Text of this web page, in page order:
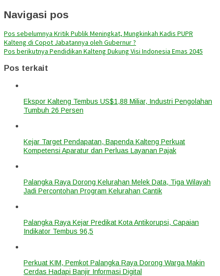
Navigasi pos
Pos sebelumnya Kritik Publik Meningkat, Mungkinkah Kadis PUPR
Kalteng di Copot Jabatannya oleh Gubernur ?
Pos berikutnya Pendidikan Kalteng Dukung Visi Indonesia Emas 2045
Pos terkait
Ekspor Kalteng Tembus US$1,88 Miliar, Industri Pengolahan
Tumbuh 26 Persen
Kejar Target Pendapatan, Bapenda Kalteng Perkuat
Kompetensi Aparatur dan Perluas Layanan Pajak
Palangka Raya Dorong Kelurahan Melek Data, Tiga Wilayah
Jadi Percontohan Program Kelurahan Cantik
Palangka Raya Kejar Predikat Kota Antikorupsi, Capaian
Indikator Tembus 96,5
Perkuat KIM, Pemkot Palangka Raya Dorong Warga Makin
Cerdas Hadapi Banjir Informasi Digital